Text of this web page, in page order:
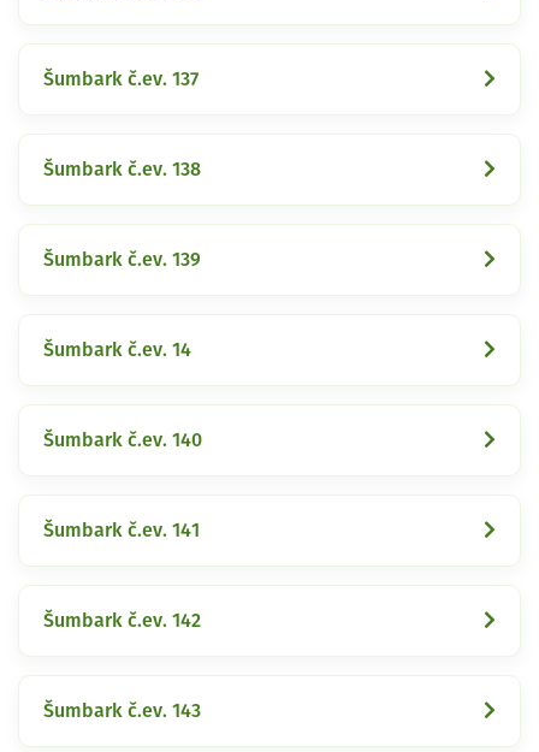
Šumbark č.ev. 137
Šumbark č.ev. 138
Šumbark č.ev. 139
Šumbark č.ev. 14
Šumbark č.ev. 140
Šumbark č.ev. 141
Šumbark č.ev. 142
Šumbark č.ev. 143